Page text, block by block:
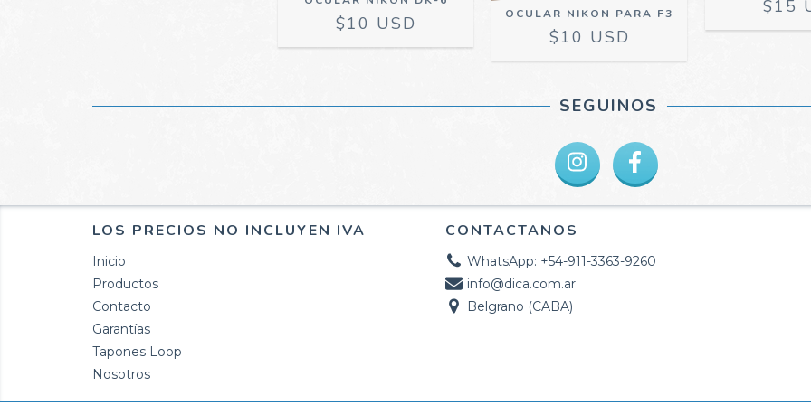
$10 USD OCULAR NIKON PARA F3
$10 USD
$15
SEGUINOS
LOS PRECIOS NO INCLUYEN IVA
Inicio
Productos
Contacto
Garantías
Tapones Loop
Nosotros
CONTACTANOS
WhatsApp: +54-911-3363-9260
info@dica.com.ar
Belgrano (CABA)